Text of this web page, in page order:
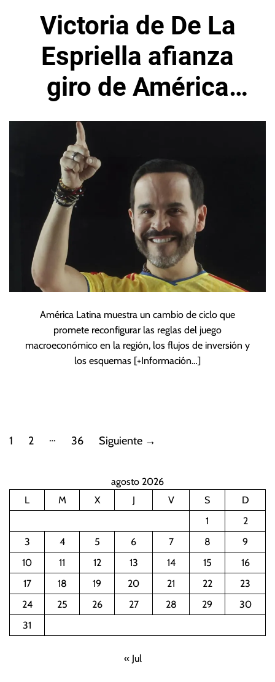
Victoria de De La
Espriella afianza
giro de América
Latina hacia la
derecha
América Latina muestra un cambio de ciclo que
promete reconfigurar las reglas del juego
macroeconómico en la región, los flujos de inversión y
los esquemas [+Información…]
P
g
i
c
i
1 2 … 36 Siguiente →
agosto 2026
L
M X J V S
D
1
2
3
4 5 6 7 8
9
10
11 12 13 14 15
16
17
18 19 20 21 22
23
24
25 26 27 28 29
30
31
« Jul